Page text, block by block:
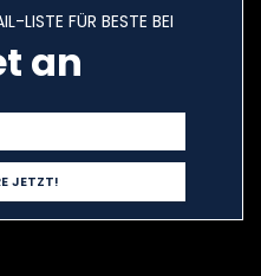
LISTE FÜR BESTE BEI
an